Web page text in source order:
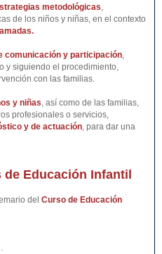
metodológicas,
de los niños y niñas, en el contexto
comunicación y participación,
y siguiendo el procedimiento,
con las familias.
y niñas, así como de las familias,
profesionales o servicios,
y de actuación, para dar una
Educación Infantil
del Curso de Educación